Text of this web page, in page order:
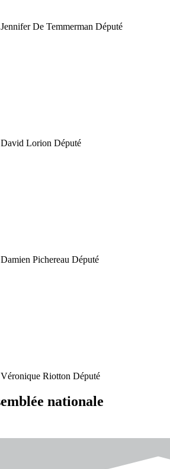
Jennifer De Temmerman Député
David Lorion Député
Damien Pichereau Député
Véronique Riotton Député
nationale